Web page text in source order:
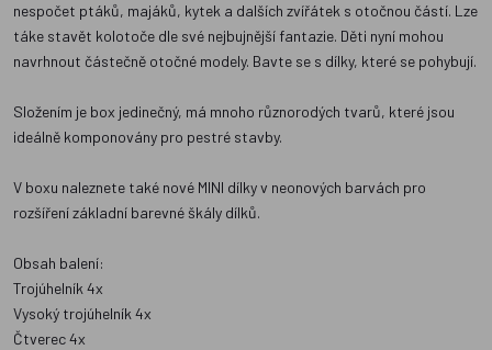
nespočet ptáků, majáků, kytek a dalších zvířátek s otočnou částí. Lze
táke stavět kolotoče dle své nejbujnější fantazie. Děti nyní mohou
navrhnout částečně otočné modely. Bavte se s dílky, které se pohybují.
Složením je box jedinečný, má mnoho různorodých tvarů, které jsou
ideálně komponovány pro pestré stavby.
V boxu naleznete také nové MINI dílky v neonových barvách pro
rozšíření základní barevné škály dílků.
Obsah balení:
Trojúhelník 4x
Vysoký trojúhelník 4x
Čtverec 4x